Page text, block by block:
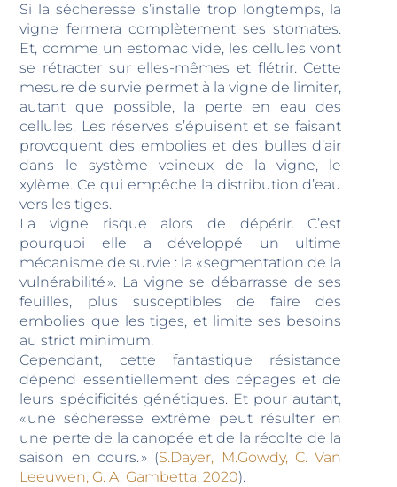
Si la sécheresse s’installe trop longtemps, la
vigne fermera complètement ses stomates.
Et, comme un estomac vide, les cellules vont
se rétracter sur elles-mêmes et flétrir. Cette
mesure de survie permet à la vigne de limiter,
autant que possible, la perte en eau des
cellules. Les réserves s’épuisent et se faisant
provoquent des embolies et des bulles d’air
dans le système veineux de la vigne, le
xylème. Ce qui empêche la distribution d’eau
vers les tiges.
La vigne risque alors de dépérir. C’est
pourquoi elle a développé un ultime
mécanisme de survie : la « segmentation de la
vulnérabilité ». La vigne se débarrasse de ses
feuilles, plus susceptibles de faire des
embolies que les tiges, et limite ses besoins
au strict minimum.
Cependant, cette fantastique résistance
dépend essentiellement des cépages et de
leurs spécificités génétiques. Et pour autant,
« une sécheresse extrême peut résulter en
une perte de la canopée et de la récolte de la
saison en cours. » (S.Dayer, M.Gowdy, C. Van
Leeuwen, G. A. Gambetta, 2020).